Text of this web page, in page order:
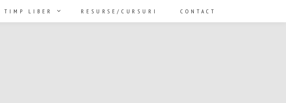
TIMP LIBER RESURSE/CURSURI CONTACT